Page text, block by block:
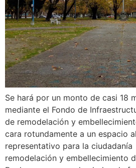
Se hará por un monto de casi 18
mediante el Fondo de
de remodelación y
cara rotundamente a un espacio
representativo para la
remodelación y embellecimiento